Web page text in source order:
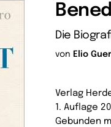
Die
von Elio
Verlag
1. Auflage
Gebunden